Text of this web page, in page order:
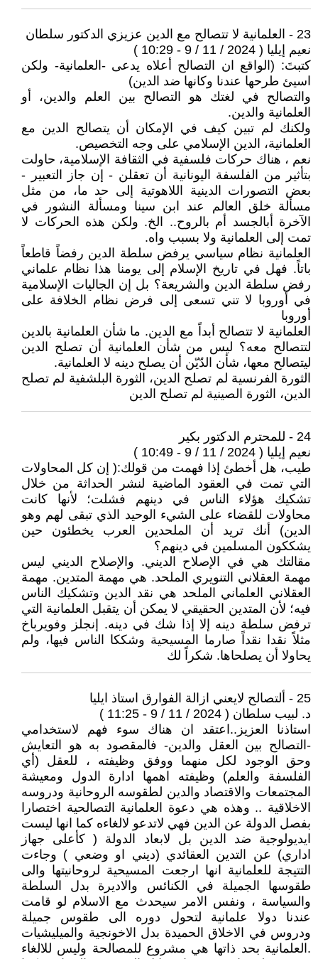
23 - العلمانية لا تتصالح مع الدين عزيزي الدكتور سلطان
نعيم إيليا ( 2024 / 11 / 9 - 10:29 )
كتبتَ: (الواقع ان التصالح أعلاه يدعى -العلمانية- ولكن
اسيئ طرحها عندنا وكانها ضد الدين)
والتصالح في لغتك هو التصالح بين العلم والدين، أو
العلمانية والدين.
ولكنك لم تبين كيف في الإمكان أن يتصالح الدين مع
العلمانية، الدين الإسلامي على وجه التخصيص.
نعم ، هناك حركات فلسفية في الثقافة الإسلامية، حاولت
بتأثير من الفلسفة اليونانية أن تعقلن - إن جاز التعبير -
بعض التصورات الدينية اللاهوتية إلى حد ما، من مثل
مسألة خلق العالم عند ابن سينا ومسألة النشور في
الآخرة أبالجسد أم بالروح.. الخ. ولكن هذه الحركات لا
تمت إلى العلمانية ولا بسبب واه.
العلمانية نظام سياسي يرفض سلطة الدين رفضاً قاطعاً
باتاً. فهل في تاريخ الإسلام إلى يومنا هذا نظام علماني
رفض سلطة الدين والشريعة؟ بل إن الجاليات الإسلامية
في أوروبا لا تني تسعى إلى فرض نظام الخلافة على
أوروبا
العلمانية لا تتصالح أبداً مع الدين. ما شأن العلمانية بالدين
لتتصالح معه؟ ليس من شأن العلمانية أن تصلح الدين
ليتصالح معها، شأن الدّيّن أن يصلح دينه لا العلمانية.
الثورة الفرنسية لم تصلح الدين، الثورة البلشفية لم تصلح
الدين، الثورة الصينية لم تصلح الدين
24 - للمحترم الدكتور بكير
نعيم إيليا ( 2024 / 11 / 9 - 10:49 )
طيب، هل أخطئ إذا فهمت من قولك:( إن كل المحاولات
التي تمت في العقود الماضية لنشر الحداثة من خلال
تشكيك هؤلاء الناس في دينهم فشلت؛ لأنها كانت
محاولات للقضاء على الشيء الوحيد الذي تبقى لهم وهو
الدين) أنك تريد أن الملحدين العرب يخطئون حين
يشككون المسلمين في دينهم؟
مقالتك هي في الإصلاح الديني. والإصلاح الديني ليس
مهمة العقلاني التنويري الملحد. هي مهمة المتدين. مهمة
العقلاني العلماني الملحد هي نقد الدين وتشكيك الناس
فيه؛ لأن المتدين الحقيقي لا يمكن أن يتقبل العلمانية التي
ترفض سلطة دينه إلا إذا شك في دينه. إنجلز وفويرباخ
مثلاً نقدا نقداً صارما المسيحية وشككا الناس فيها، ولم
يحاولا أن يصلحاها. شكراً لك
25 - ألتصالح لايعني ازالة الفوارق استاذ ايليا
د. لبيب سلطان ( 2024 / 11 / 9 - 11:25 )
استاذنا العزيز..اعتقد ان هناك سوء فهم لاستخدامي
-التصالح بين العقل والدين- فالمقصود به هو التعايش
وحق الوجود لكل منهما ووفق وظيفته ، للعقل (أي
الفلسفة والعلم) وظيفته اهمها ادارة الدول ومعيشة
المجتمعات والاقتصاد والدين لطقوسه الروحانية ودروسه
الاخلاقية .. وهذه هي دعوة العلمانية التصالحية اختصارا
بفصل الدولة عن الدين فهي لاتدعو لالغاءه كما انها ليست
ايديولوجية ضد الدين بل لابعاد الدولة ( كأعلى جهاز
اداري) عن التدين العقائدي (ديني او وضعي ) وجاءت
التتيجة للعلمانية انها ارجعت المسيحية لروحانيتها والى
طقوسها الجميلة في الكنائس والاديرة بدل السلطة
والسياسة ، ونفس الامر سيحدث مع الاسلام لو قامت
عندنا دولا علمانية لتحول دوره الى طقوس جميلة
ودروس في الاخلاق الحميدة بدل الاخونجية والميليشيات
.العلمانية بحد ذاتها هي مشروع للمصالحة وليس للالغاء